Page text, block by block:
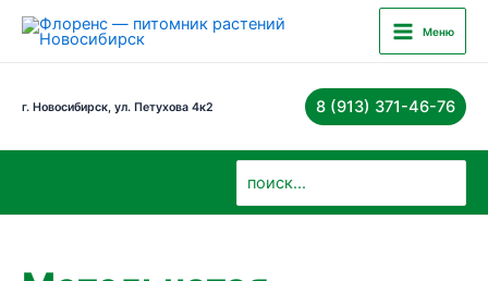
Перейти
Main
Menu
Меню
г. Новосибирск, ул. Петухова 4к2 8 (913) 371-46-76